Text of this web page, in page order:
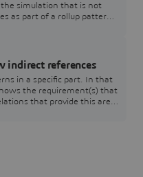
simulation that is not
as part of a rollup pattern
fine when executed within
indirect references
in a specific part. In that
the requirement(s) that
that provide this are